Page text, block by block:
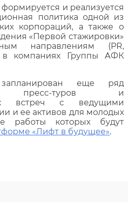
и реализуется
политика одной из
корпораций, а также о
«Первой стажировки»
направлениям (PR,
в компаниях Группы АФК
еще ряд
пресс-туров и
встреч с ведущими
и ее активов для молодых
работы которых будут
«Лифт в будущее».